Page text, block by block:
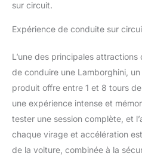
sur circuit.
Expérience de conduite sur
L’une des principales
de conduire une Lamborghini,
produit offre entre 1 et 8 tours
une expérience intense et
tester une session complète, et
chaque virage et accélération
de la voiture, combinée à la